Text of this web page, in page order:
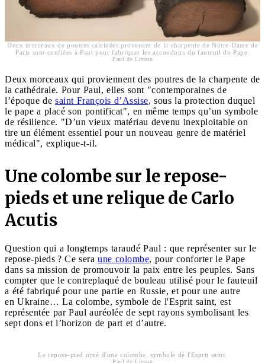
Deux morceaux de poutres calcinées provenant de la charpente de Notre-Dame de
Paris sont confiées à Paul pour fabriquer les accoudoirs du fauteuil du Pape.
Paul de Livron
Deux morceaux qui proviennent des poutres de la charpente de
la cathédrale. Pour Paul, elles sont "contemporaines de
l’époque de saint François d’Assise, sous la protection duquel
le pape a placé son pontificat", en même temps qu’un symbole
de résilience. "D’un vieux matériau devenu inexploitable on
tire un élément essentiel pour un nouveau genre de matériel
médical", explique-t-il.
Une colombe sur le repose-
pieds et une relique de Carlo
Acutis
Question qui a longtemps taraudé Paul : que représenter sur le
repose-pieds ? Ce sera une colombe, pour conforter le Pape
dans sa mission de promouvoir la paix entre les peuples. Sans
compter que le contreplaqué de bouleau utilisé pour le fauteuil
a été fabriqué pour une partie en Russie, et pour une autre
en Ukraine… La colombe, symbole de l'Esprit saint, est
représentée par Paul auréolée de sept rayons symbolisant les
sept dons et l’horizon de part et d’autre.
Le repose-pied orné d'une colombe, symbole de l'Esprit saint.
Paul de Livron